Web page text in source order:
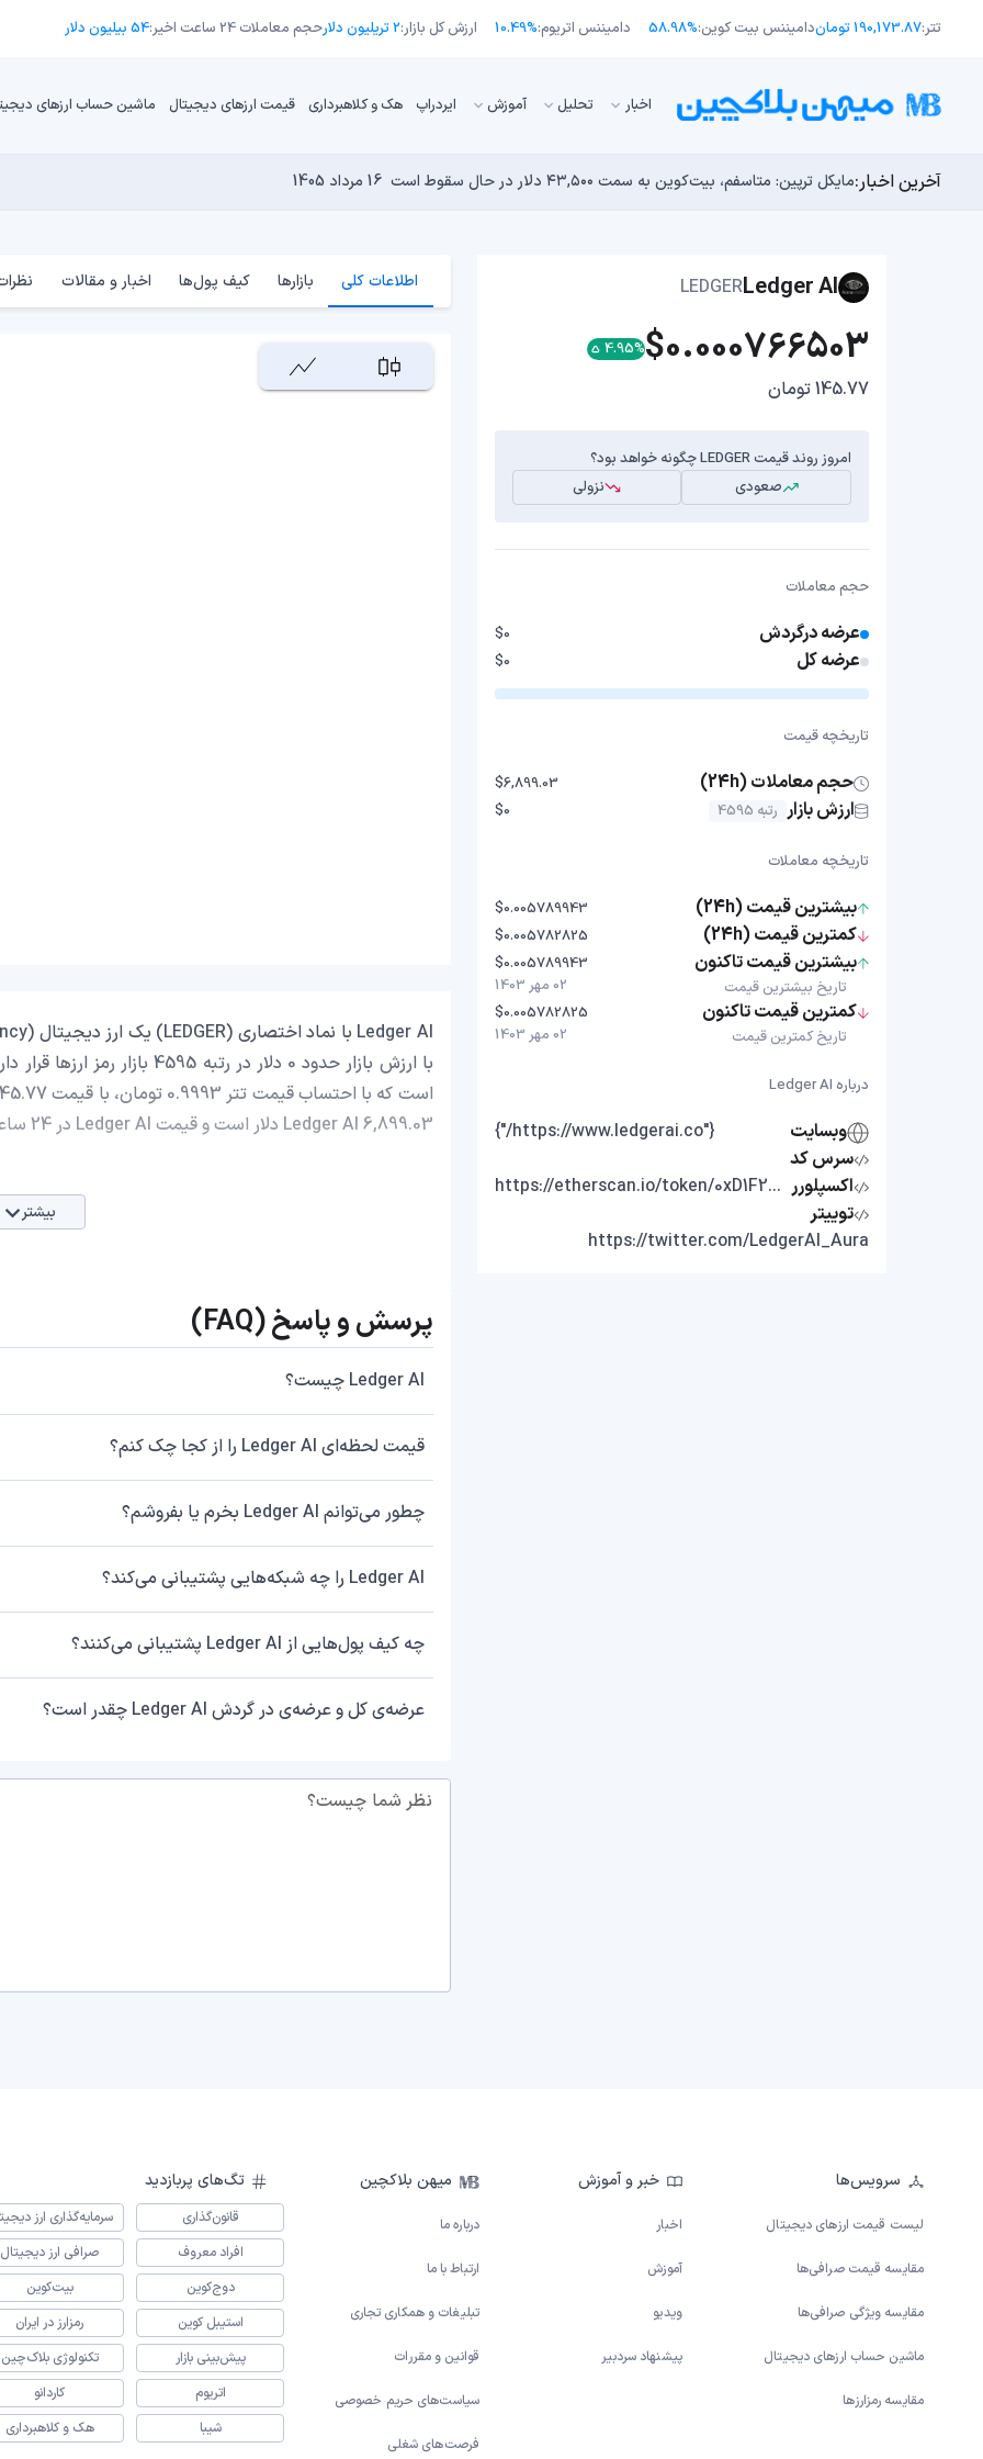
تتر:190,173.87 تومان دامیننس بیت کوین:58.98% دامیننس اتریوم:10.49% ارزش کل بازار:2 تریلیون دلار حجم معاملات 24 ساعت اخیر: 54 بیلیون دلار
اﺧﺒﺎر تحلیل آموزش ایردراپ هک و کلاهبرداری قیمت ارزهای دیجیتال ماشین حساب ارزهای
آخرین اخبار:مایکل ترپین: متاسفم، بیت‌کوین به سمت ۴۳,۵۰۰ دلار در حال سقوط است 16 مرداد 1405 توسعه‌دهندگان بیت‌کوین ۸۵ باگ بحرانی را در یک وضعیت «فوق‌العاده بد» شناسایی کردند
اوج‌گیری طلا با تقاضای چین؛ چرا قیمت بیت کوین در ۶۴ هزار دلار درجا می‌زند؟ 15 مرداد 1405
بدترین نمودار برای گاوهای بیت کوین؛ آیا دوران رالی‌های نجومی به پایان رسیده است؟ 14 مرداد 1405 انتقال ۶۶ میلیون دلاری بیت کوین توسط مایکرواستراتژی؛ آیا فشار فروش جدیدی در راه است؟
Ledger AI
LEDGER
$0.000766503
4.95%
145.77 تومان
امروز روند قیمت LEDGER چگونه خواهد بود؟
صعودی
نزولی
حجم معاملات
عرضه درگردش $0
عرضه کل $0
تاریخچه قیمت
حجم معاملات (24h) $6,899.03
ارزش بازار رتبه 4595 $0
تاریخچه معاملات
بیشترین قیمت (24h) $0.005789943
کمترین قیمت (24h) $0.005782825
بیشترین قیمت تاکنون
تاریخ بیشترین قیمت
$0.005789943
02 مهر 1403
کمترین قیمت تاکنون
تاریخ کمترین قیمت
$0.005782825
02 مهر 1403
درباره Ledger AI
وبسایت
{"https://www.ledgerai.co/"}
سرس کد
اکسپلورر https://etherscan.io/token/0xD1F2586790a5bD6DA1e443441df53aF6EC213D83
توییتر
https://twitter.com/LedgerAI_Aura
اطلاعات کلی بازارها کیف پول‌ها اخبار و مقالات
Ledger AI 6,899.03 دلار است و قیمت Ledger AI در 24 ساعت اخیر، 4.95 افزایش داشته است.
بیشتر
پرسش و پاسخ (FAQ)
Ledger AI چیست؟
قیمت لحظه‌ای Ledger AI را از کجا چک کنم؟
چطور می‌توانم Ledger AI بخرم یا بفروشم؟
Ledger AI را چه شبکه‌هایی پشتیبانی می‌کند؟
چه کیف پول‌هایی از Ledger AI پشتیبانی می‌کنند؟
عرضه‌ی کل و عرضه‌ی در گردش Ledger AI چقدر است؟
نظر شما چیست؟
سرویس‌ها
لیست قیمت ارزهای دیجیتال
مقایسه قیمت صرافی‌ها
مقایسه ویژگی صرافی‌ها
ماشین حساب ارزهای دیجیتال
مقایسه رمزارزها
خبر و آموزش
اخبار
آموزش
ویدیو
پیشنهاد سردبیر
میهن بلاکچین
درباره ما
ارتباط با ما
تبلیغات و همکاری تجاری
قوانین و مقررات
سیاست‌های حریم خصوصی
فرصت‌های شغلی
تگ‌های پربازدید
قانون‌گذاری
سرمایه‌گذاری ارز
افراد معروف
صرافی ارز دیجیتال
دوج‌کوین
بیت‌کوین
استیبل کوین
رمزارز در ایران
پیش‌بینی بازار
تکنولوژی بلاک‌چین
اتریوم
کاردانو
شیبا
هک و کلاهبرداری